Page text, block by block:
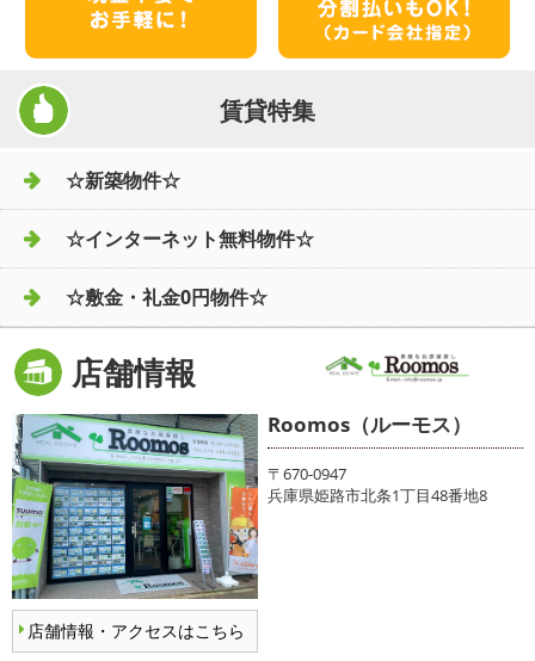
賃貸特集
☆新築物件☆
☆インターネット無料物件☆
☆敷金・礼金0円物件☆
店舗情報
店舗情報・アクセスはこちら
Roomos（ルーモス）
〒670-0947
兵庫県姫路市北条1丁目48番地8